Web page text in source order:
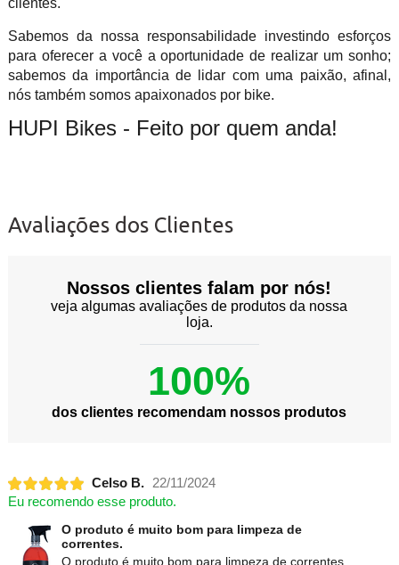
clientes.
Sabemos da nossa responsabilidade investindo esforços
para oferecer a você a oportunidade de realizar um sonho;
sabemos da importância de lidar com uma paixão, afinal,
nós também somos apaixonados por bike.
HUPI Bikes - Feito por quem anda!
Avaliações dos Clientes
Nossos clientes falam por nós!
veja algumas avaliações de produtos da nossa
loja.
100%
dos clientes recomendam nossos produtos
Celso B. 22/11/2024
Eu recomendo esse produto.
O produto é muito bom para limpeza de
correntes.
O produto é muito bom para limpeza de correntes